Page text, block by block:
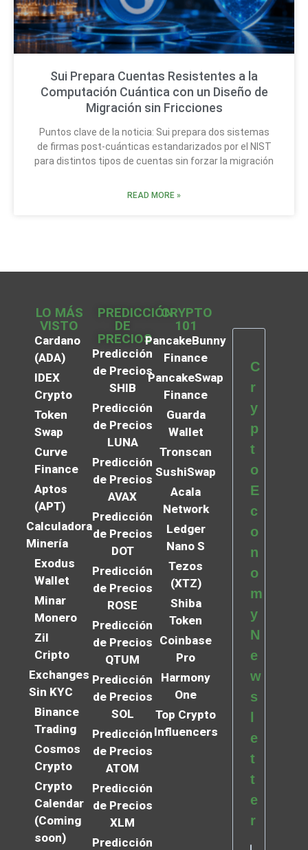
Sui Prepara Cuentas Resistentes a la
Computación Cuántica con un Diseño de
Migración sin Fricciones
Puntos clave de la noticia: Sui prepara dos sistemas
de firmas post-cuánticas estandarizados por el NIST
para distintos tipos de cuentas sin forzar la migración
READ MORE »
LO MÁS
VISTO
Cardano
(ADA)
IDEX
Crypto
Token
Swap
Curve
Finance
Aptos
(APT)
Calculadora
Minería
Exodus
Wallet
Minar
Monero
Zil
Cripto
Exchanges
Sin KYC
Binance
Trading
Cosmos
Crypto
Crypto
Calendar
(Coming
soon)
PREDICCIÓN
DE
PRECIOS
Predicción
de Precios
SHIB
Predicción
de Precios
LUNA
Predicción
de Precios
AVAX
Predicción
de Precios
DOT
Predicción
de Precios
ROSE
Predicción
de Precios
QTUM
Predicción
de Precios
SOL
Predicción
de Precios
ATOM
Predicción
de Precios
XLM
Predicción
CRYPTO
101
PancakeBunny
Finance
PancakeSwap
Finance
Guarda
Wallet
Tronscan
SushiSwap
Acala
Network
Ledger
Nano S
Tezos
(XTZ)
Shiba
Token
Coinbase
Pro
Harmony
One
Top Crypto
Influencers
C
r
y
p
t
o
E
c
o
n
o
m
y
N
e
w
s
l
e
t
t
e
r